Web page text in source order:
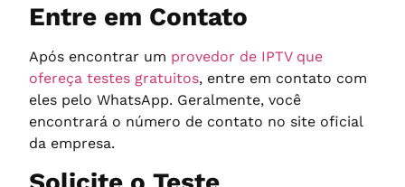
Entre em Contato
Após encontrar um provedor de IPTV que
ofereça testes gratuitos, entre em contato com
eles pelo WhatsApp. Geralmente, você
encontrará o número de contato no site oficial
da empresa.